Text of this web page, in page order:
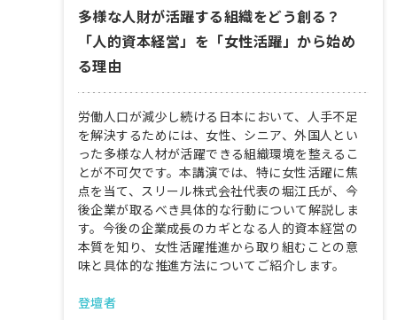
多様な人財が活躍する組織をどう創る？
「人的資本経営」を「女性活躍」から始め
る理由
労働人口が減少し続ける日本において、人手不足
を解決するためには、女性、シニア、外国人とい
った多様な人材が活躍できる組織環境を整えるこ
とが不可欠です。本講演では、特に女性活躍に焦
点を当て、スリール株式会社代表の堀江氏が、今
後企業が取るべき具体的な行動について解説しま
す。今後の企業成長のカギとなる人的資本経営の
本質を知り、女性活躍推進から取り組むことの意
味と具体的な推進方法についてご紹介します。
登壇者